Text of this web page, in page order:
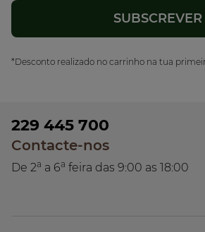
*Desconto realizado no carrinho na tua
229 445 700
Contacte-nos
De 2a a 6a feira das 9:00 as 18:00